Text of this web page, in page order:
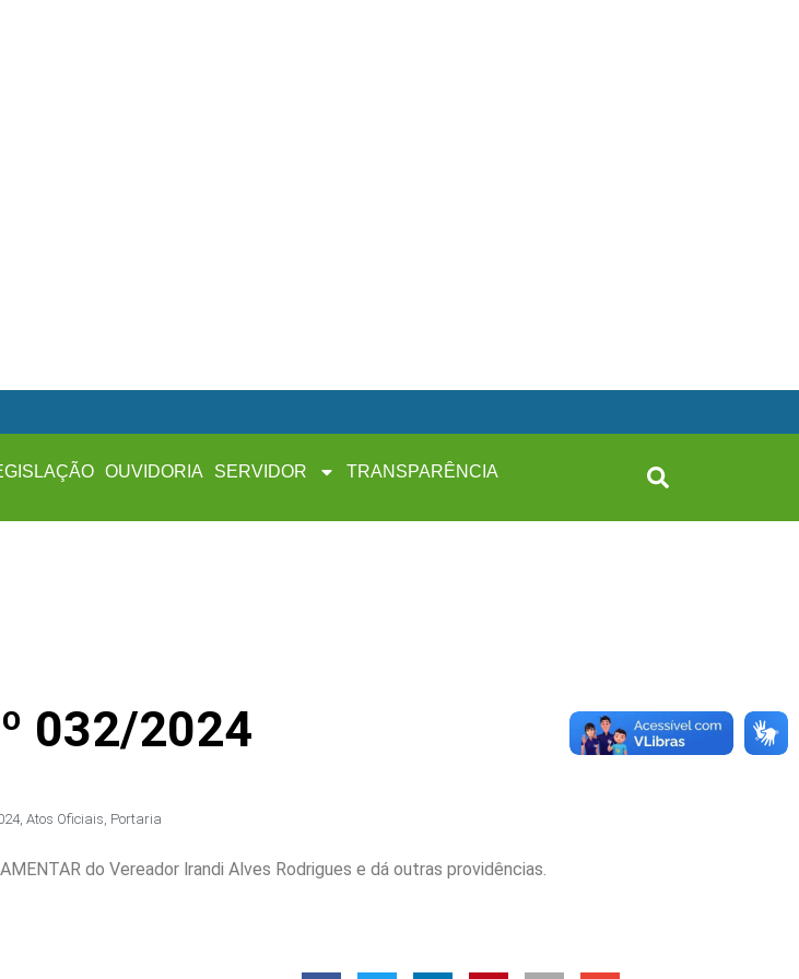
OUVIDORIA SERVIDOR TRANSPARÊNCIA
032/2024
, Atos Oficiais, Portaria
do Vereador lrandi Alves Rodrigues e dá outras providências.